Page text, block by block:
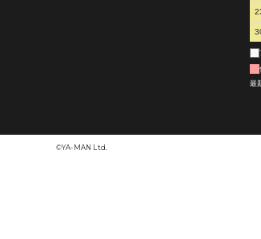
最
©︎YA-MAN Ltd.